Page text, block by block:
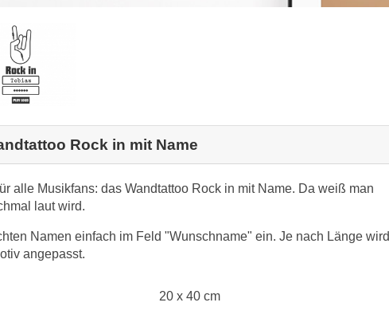
Rock in mit Name
alle Musikfans: das Wandtattoo Rock in mit Name. Da weiß man
laut wird.
Namen einfach im Feld "Wunschname" ein. Je nach Länge wird
angepasst.
20 x 40 cm